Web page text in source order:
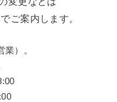
ご案内します。
）。